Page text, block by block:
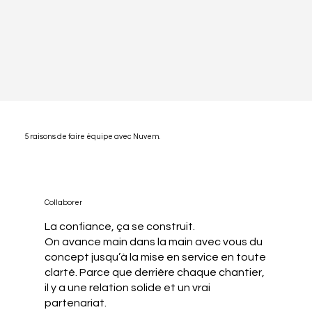
La confiance, ça se construit.
On avance main dans la main avec vous du
concept jusqu’à la mise en service en toute
clarté. Parce que derrière chaque chantier,
il y a une relation solide et un vrai
partenariat.
Collaborer
5 raisons de faire équipe avec Nuvem.